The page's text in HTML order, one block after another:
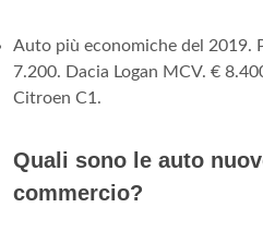
Auto più economiche del 2019.
7.200. Dacia Logan MCV. €
Citroen C1.
Quali sono le auto
commercio?